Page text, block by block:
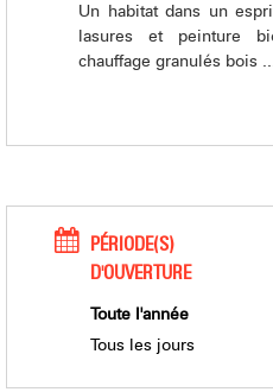
Un habitat dans un
lasures et peinture
chauffage granulés bois
PÉRIODE(S)
D'OUVERTURE
Toute l'année
Tous les jours